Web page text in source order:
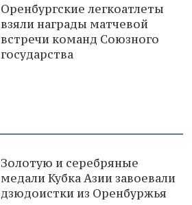
Оренбургские легкоатлеты
взяли награды матчевой
встречи команд Союзного
государства
Золотую и серебряные
медали Кубка Азии завоевали
дзюдоистки из Оренбуржья